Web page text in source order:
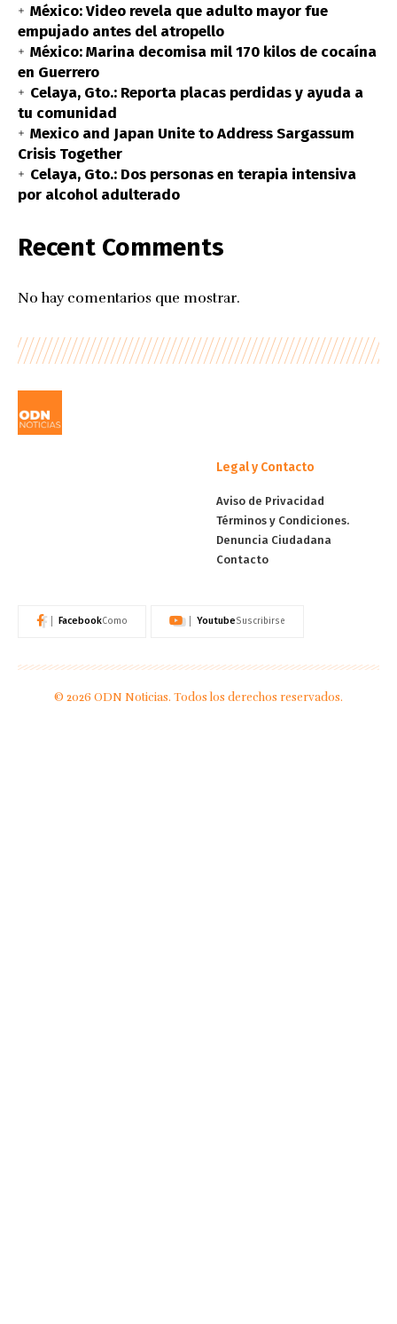
México: Video revela que adulto mayor fue
empujado antes del atropello
México: Marina decomisa mil 170 kilos de cocaína
en Guerrero
Celaya, Gto.: Reporta placas perdidas y ayuda a
tu comunidad
Mexico and Japan Unite to Address Sargassum
Crisis Together
Celaya, Gto.: Dos personas en terapia intensiva
por alcohol adulterado
Recent Comments
No hay comentarios que mostrar.
Legal y Contacto
Aviso de Privacidad
Términos y Condiciones.
Denuncia Ciudadana
Contacto
FacebookComo YoutubeSuscribirse
© 2026 ODN Noticias. Todos los derechos reservados.